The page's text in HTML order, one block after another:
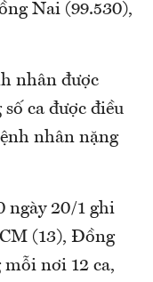
Nai (99.530),
nhân được
ca được điều
nhân nặng
ngày 20/1 ghi
(13), Đồng
nơi 12 ca,